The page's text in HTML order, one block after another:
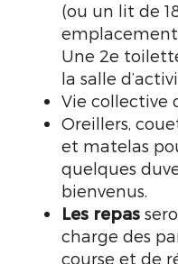
(ou un lit de
Une 2e
la salle
Vie collective
Oreillers,
et matelas
quelques
bienvenus.
Les repas
charge des
course et de